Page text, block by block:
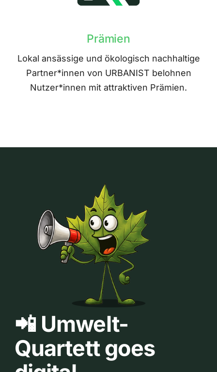
Prämien
Lokal ansässige und ökologisch nachhaltige
Partner*innen von URBANIST belohnen
Nutzer*innen mit attraktiven Prämien.
📲 Umwelt-
Quartett goes